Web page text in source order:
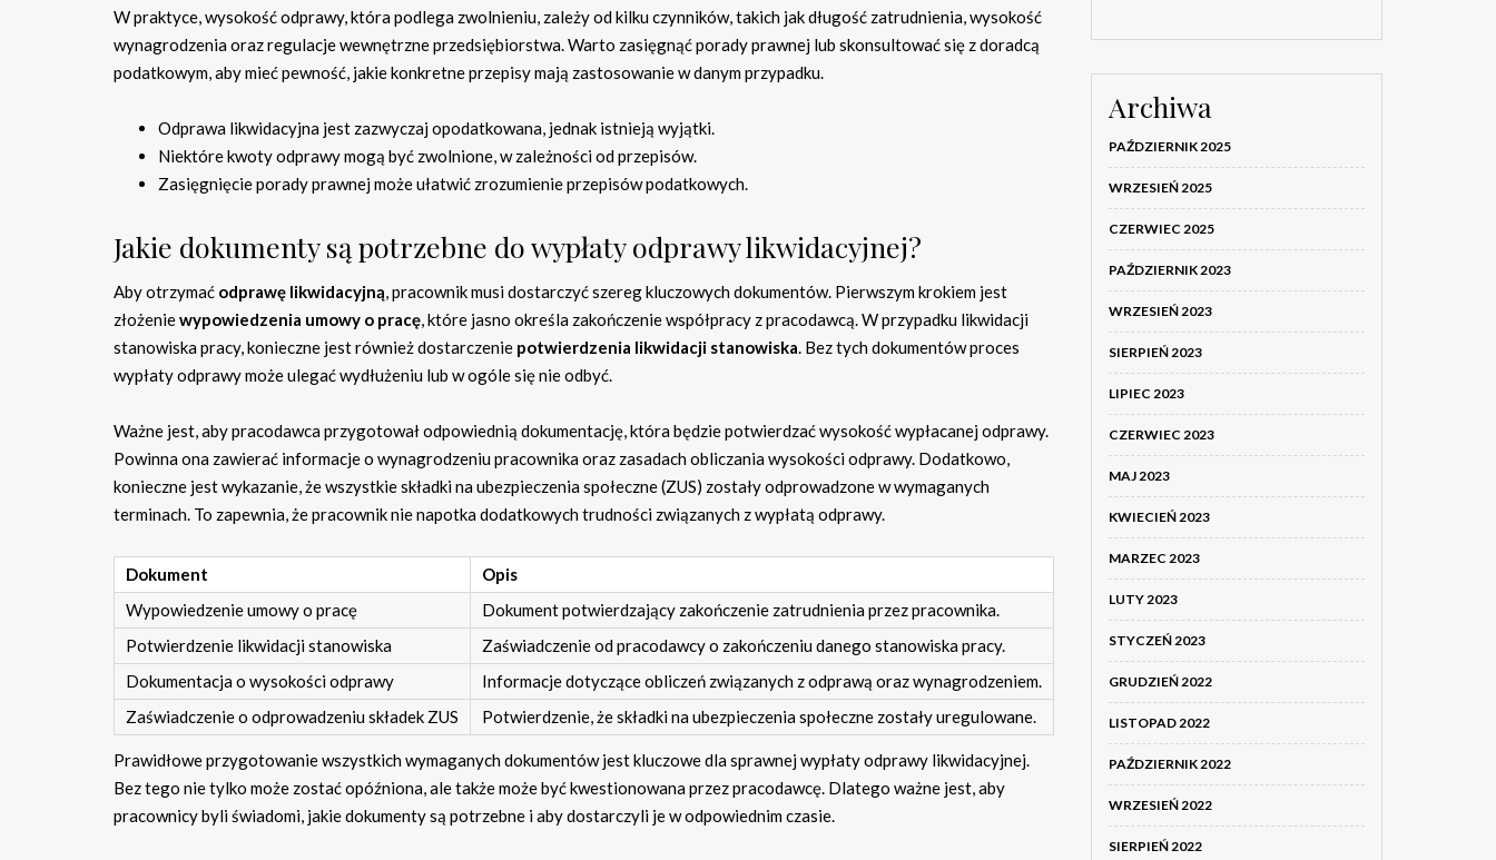
W praktyce, wysokość odprawy, która podlega zwolnieniu, zależy od kilku czynników, takich jak długość zatrudnienia, wysokość
wynagrodzenia oraz regulacje wewnętrzne przedsiębiorstwa. Warto zasięgnąć porady prawnej lub skonsultować się z doradcą
podatkowym, aby mieć pewność, jakie konkretne przepisy mają zastosowanie w danym przypadku.
Odprawa likwidacyjna jest zazwyczaj opodatkowana, jednak istnieją wyjątki.
Niektóre kwoty odprawy mogą być zwolnione, w zależności od przepisów.
Zasięgnięcie porady prawnej może ułatwić zrozumienie przepisów podatkowych.
Jakie dokumenty są potrzebne do wypłaty odprawy likwidacyjnej?
Aby otrzymać odprawę likwidacyjną, pracownik musi dostarczyć szereg kluczowych dokumentów. Pierwszym krokiem jest
złożeniewypowiedzenia umowy o pracę, które jasno określa zakończenie współpracy z pracodawcą. W przypadku likwidacji
stanowiska pracy, konieczne jest również dostarczenie potwierdzenia likwidacji stanowiska. Bez tych dokumentów proces
wypłaty odprawy może ulegać wydłużeniu lub w ogóle się nie odbyć.
Ważne jest, aby pracodawca przygotował odpowiednią dokumentację, która będzie potwierdzać wysokość wypłacanej odprawy.
Powinna ona zawierać informacje o wynagrodzeniu pracownika oraz zasadach obliczania wysokości odprawy. Dodatkowo,
konieczne jest wykazanie, że wszystkie składki na ubezpieczenia społeczne (ZUS) zostały odprowadzone w wymaganych
terminach. To zapewnia, że pracownik nie napotka dodatkowych trudności związanych z wypłatą odprawy.
Dokument
Opis
Wypowiedzenie umowy o pracę
Dokument potwierdzający zakończenie zatrudnienia przez pracownika.
Potwierdzenie likwidacji stanowiska
Zaświadczenie od pracodawcy o zakończeniu danego stanowiska pracy.
Dokumentacja o wysokości odprawy
Informacje dotyczące obliczeń związanych z odprawą oraz wynagrodzeniem.
Zaświadczenie o odprowadzeniu składek ZUS
Potwierdzenie, że składki na ubezpieczenia społeczne zostały uregulowane.
Prawidłowe przygotowanie wszystkich wymaganych dokumentów jest kluczowe dla sprawnej wypłaty odprawy likwidacyjnej.
Bez tego nie tylko może zostać opóźniona, ale także może być kwestionowana przez pracodawcę. Dlatego ważne jest, aby
pracownicy byli świadomi, jakie dokumenty są potrzebne i aby dostarczyli je w odpowiednim czasie.
Archiwa
PAŹDZIERNIK 2025
WRZESIEŃ 2025
CZERWIEC 2025
PAŹDZIERNIK 2023
WRZESIEŃ 2023
SIERPIEŃ 2023
LIPIEC 2023
CZERWIEC 2023
MAJ 2023
KWIECIEŃ 2023
MARZEC 2023
LUTY 2023
STYCZEŃ 2023
GRUDZIEŃ 2022
LISTOPAD 2022
PAŹDZIERNIK 2022
WRZESIEŃ 2022
SIERPIEŃ 2022